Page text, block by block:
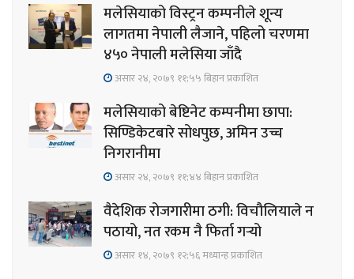
मलेसियाको विस्ट्रन कम्पनीले शून्य
लागतमा नेपाली लैजाने, पहिलो चरणमा
४५० नेपाली मलेसिया जाँदै
असार २४, २०७९ ११;५५ बिहान प्रकाशित
मलेसियाको बेष्टिनेट कम्पनीमा छापा:
सिण्डिकेटबारे सोधपुछ, अमिन उच्च
निगरानीमा
असार २४, २०७९ ११;४४ बिहान प्रकाशित
वैदेशिक रोजगारीमा ठगी: विचौलियाले न
पठायो, नत रकम नै फिर्ता गर्‍यो
असार १४, २०७९ १२;५६ मध्यान्ह प्रकाशित